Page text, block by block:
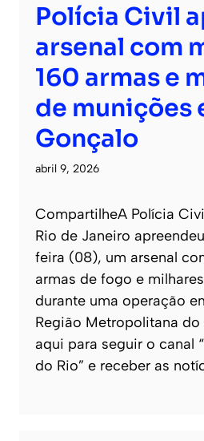
Polícia Civil
arsenal com
160 armas e
de munições
Gonçalo
abril 9, 2026
CompartilheA Polícia
Rio de Janeiro
feira (08), um arsenal
armas de fogo e
durante uma operação
Região Metropolitana
aqui para seguir o canal
do Rio” e receber as